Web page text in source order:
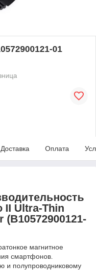
01
Доставка Оплата
II Ultra-Thin
(B10572900121-
магнитное
смартфонов.
и полупроводниковому